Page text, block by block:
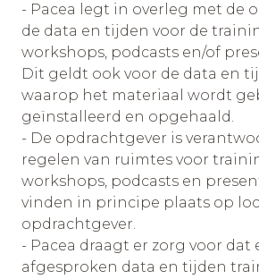
- Pacea legt in overleg met de
de data en tijden voor de
workshops, podcasts en/of
Dit geldt ook voor de data en
waarop het materiaal wordt
geïnstalleerd en opgehaald.
- De opdrachtgever is
regelen van ruimtes voor
workshops, podcasts en
vinden in principe plaats op
opdrachtgever.
- Pacea draagt er zorg voor dat
afgesproken data en tijden